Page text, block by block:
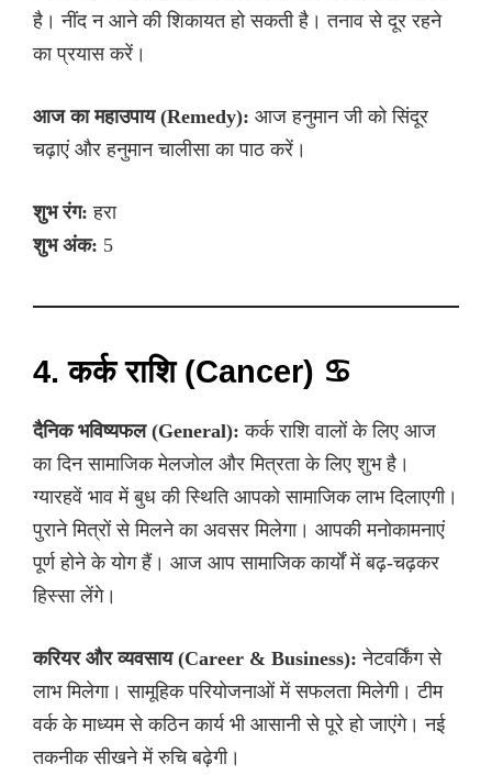
है। नींद न आने की शिकायत हो सकती है। तनाव से दूर रहने
का प्रयास करें।
आज का महाउपाय (Remedy): आज हनुमान जी को सिंदूर
चढ़ाएं और हनुमान चालीसा का पाठ करें।
शुभ रंग: हरा
शुभ अंक: 5
4. कर्क राशि (Cancer) ♋
दैनिक भविष्यफल (General): कर्क राशि वालों के लिए आज
का दिन सामाजिक मेलजोल और मित्रता के लिए शुभ है।
ग्यारहवें भाव में बुध की स्थिति आपको सामाजिक लाभ दिलाएगी।
पुराने मित्रों से मिलने का अवसर मिलेगा। आपकी मनोकामनाएं
पूर्ण होने के योग हैं। आज आप सामाजिक कार्यों में बढ़-चढ़कर
हिस्सा लेंगे।
करियर और व्यवसाय (Career & Business): नेटवर्किंग से
लाभ मिलेगा। सामूहिक परियोजनाओं में सफलता मिलेगी। टीम
वर्क के माध्यम से कठिन कार्य भी आसानी से पूरे हो जाएंगे। नई
तकनीक सीखने में रुचि बढ़ेगी।